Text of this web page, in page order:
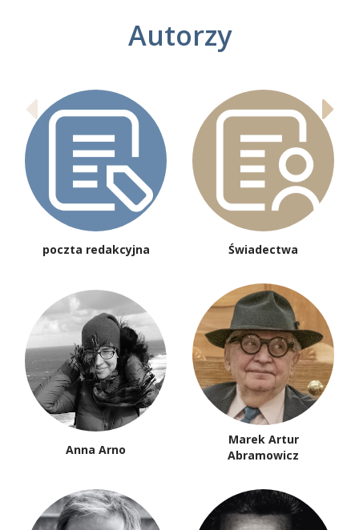
Autorzy
poczta redakcyjna Świadectwa
Anna Arno
Marek Artur
Abramowicz